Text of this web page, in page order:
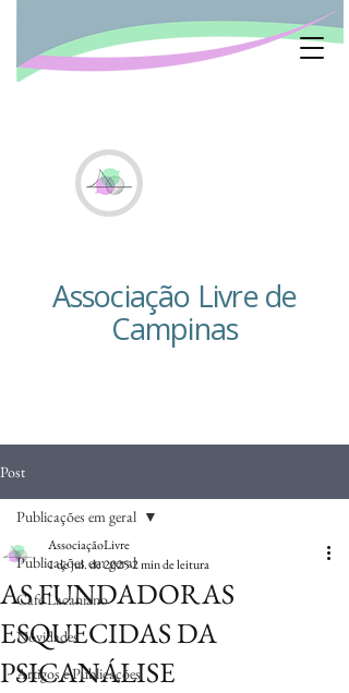
Associação Livre de
Campinas
Post
Publicações em geral
Café Lacaniano
Novidades
Artigos e Publicações
Publicações em geral
AS FUNDADORAS
ESQUECIDAS DA
PSICANÁLISE
AssociaçãoLivre
1 de jul. de 20252 min de leitura